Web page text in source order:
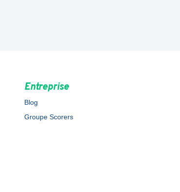
Entreprise
Blog
Groupe Scorers